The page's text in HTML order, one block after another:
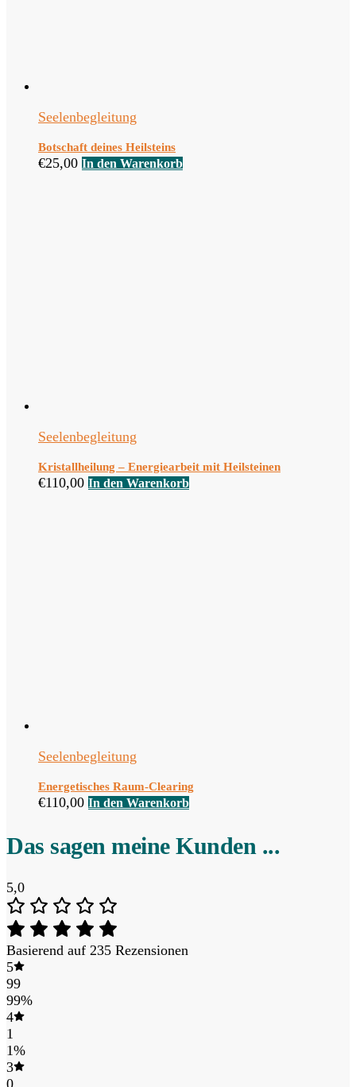
Seelenbegleitung
Botschaft deines Heilsteins
€25,00 In den Warenkorb
Seelenbegleitung
Kristallheilung – Energiearbeit mit Heilsteinen
€110,00 In den Warenkorb
Seelenbegleitung
Energetisches Raum-Clearing
€110,00 In den Warenkorb
Das sagen meine Kunden ...
5,0
Basierend auf 235 Rezensionen
5
99
99%
4
1
1%
3